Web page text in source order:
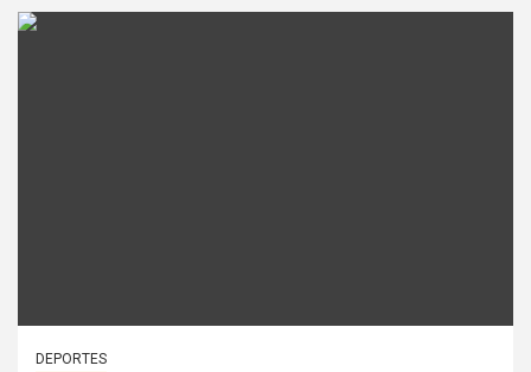
DEPORTES